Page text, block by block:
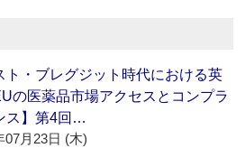
ト・ブレグジット時代における英
の医薬品市場アクセスとコンプラ
ス】第4回…
07月23日 (木)